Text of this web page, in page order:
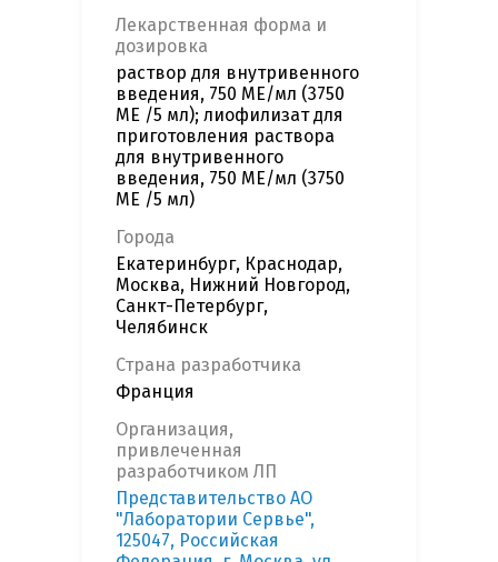
Лекарственная форма и
дозировка
раствор для внутривенного
введения, 750 МЕ/мл (3750
МЕ /5 мл); лиофилизат для
приготовления раствора
для внутривенного
введения, 750 МЕ/мл (3750
МЕ /5 мл)
Города
Екатеринбург, Краснодар,
Москва, Нижний Новгород,
Санкт-Петербург,
Челябинск
Страна разработчика
Франция
Организация,
привлеченная
разработчиком ЛП
Представительство АО
"Лаборатории Сервье",
125047, Российская